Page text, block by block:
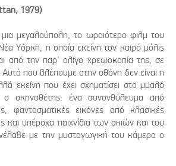
1979)
μεγαλούπολη, το ωραιότερο φιλμ του
Υόρκη, η οποία εκείνη τον καιρό μόλις
από την παρ' ολίγο χρεωοκοπία της, σε
Αυτό που βλέπουμε στην οθόνη δεν είναι η
εκείνη που έχει σχηματίσει στο μυαλό
ο σκηνοθέτης: ένα συνονθύλευμα από
φαντασματικές εικόνες από κλασικές
και υπέροχα παιχνίδια των σκιών και του
με την μυσταγωγική του κάμερα ο